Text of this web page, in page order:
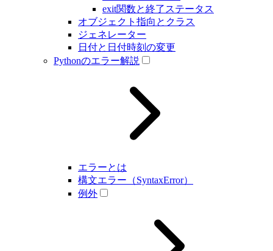
exit関数と終了ステータス
オブジェクト指向とクラス
ジェネレーター
日付と日付時刻の変更
Pythonのエラー解説
エラーとは
構文エラー（SyntaxError）
例外